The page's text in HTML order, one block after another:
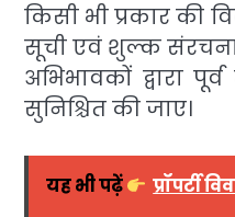
किसी भी प्रकार की
सूची एवं शुल्क संरचना
अभिभावकों द्वारा
सुनिश्चित की जाए।
यह भी पढ़ें प्रॉपर्टी